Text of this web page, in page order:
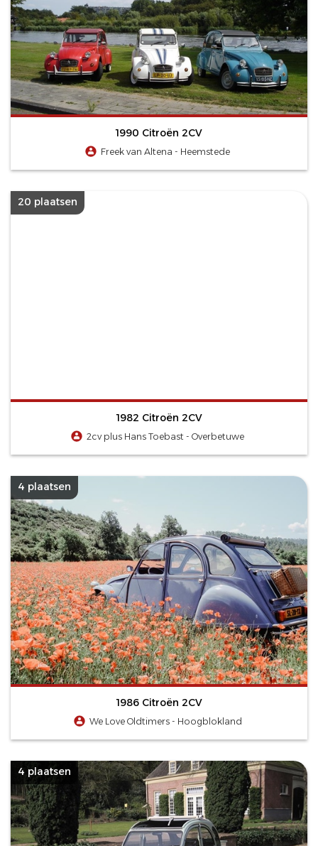
1990 Citroën 2CV
Freek van Altena - Heemstede
20 plaatsen
1982 Citroën 2CV
2cv plus Hans Toebast - Overbetuwe
4 plaatsen
1986 Citroën 2CV
We Love Oldtimers - Hoogblokland
4 plaatsen